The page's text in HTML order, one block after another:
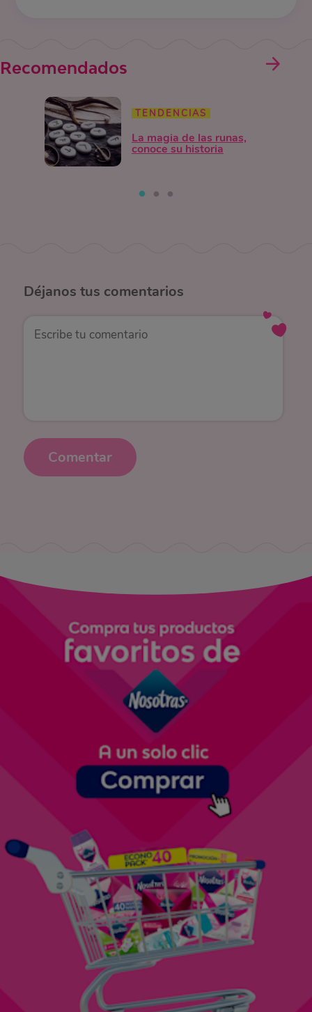
Recomendados
TENDENCIAS
La magia de las runas,
conoce su historia
Déjanos tus comentarios
Comentar